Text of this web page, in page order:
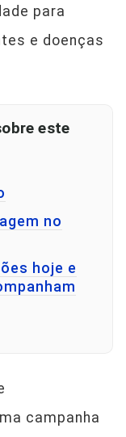
para
e doenças
este
no
hoje e
campanha